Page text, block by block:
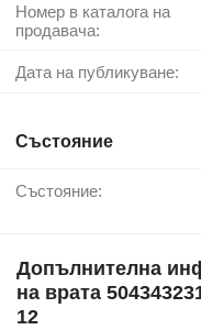
Номер в каталога на
продавача:
Дата на публикуване:
Състояние
Състояние:
Допълнителна
на врата
12